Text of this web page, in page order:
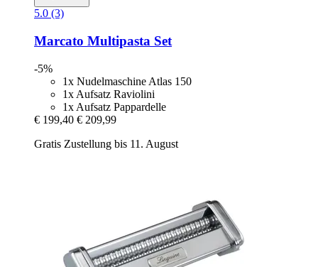
5.0 (3)
Marcato Multipasta Set
-5%
1x Nudelmaschine Atlas 150
1x Aufsatz Raviolini
1x Aufsatz Pappardelle
€ 199,40 € 209,99
Gratis Zustellung bis 11. August